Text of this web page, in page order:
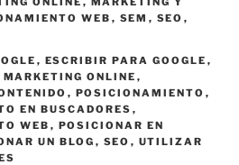
WEB , SEM , SEO ,
, ESCRIBIR PARA GOOGLE ,
MARKETING ONLINE ,
, POSICIONAMIENTO ,
EN BUSCADORES ,
WEB , POSICIONAR EN
UN BLOG , SEO , UTILIZAR